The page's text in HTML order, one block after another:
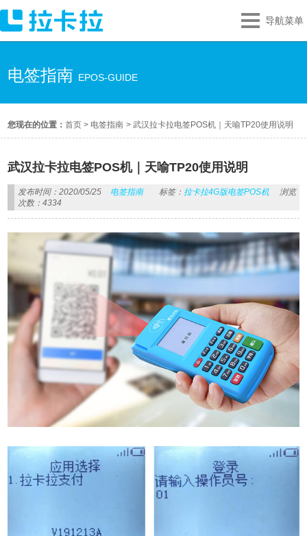
导航菜单
电签指南 EPOS-GUIDE
您现在的位置：首页 > 电签指南 >武汉拉卡拉电签POS机｜天喻TP20使用说明
武汉拉卡拉电签POS机｜天喻TP20使用说明
发布时间：2020/05/25 电签指南 标签： 拉卡拉4G版电签POS机
浏览
次数：4334